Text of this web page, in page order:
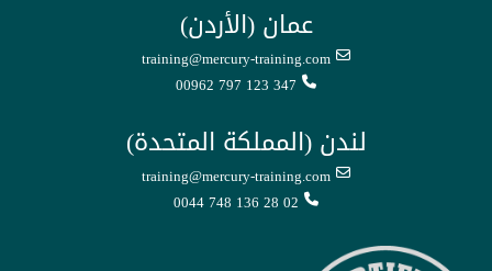
عمان (الأردن)
training@mercury-training.com
00962 797 123 347
لندن (المملكة المتحدة)
training@mercury-training.com
0044 748 136 28 02